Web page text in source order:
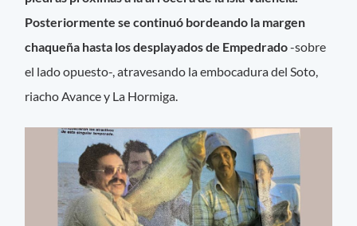
Posteriormente se continuó bordeando la margen
chaqueña hasta los desplayados de Empedrado-sobre
el lado opuesto-, atravesando la embocadura del Soto,
riacho Avance y La Hormiga.